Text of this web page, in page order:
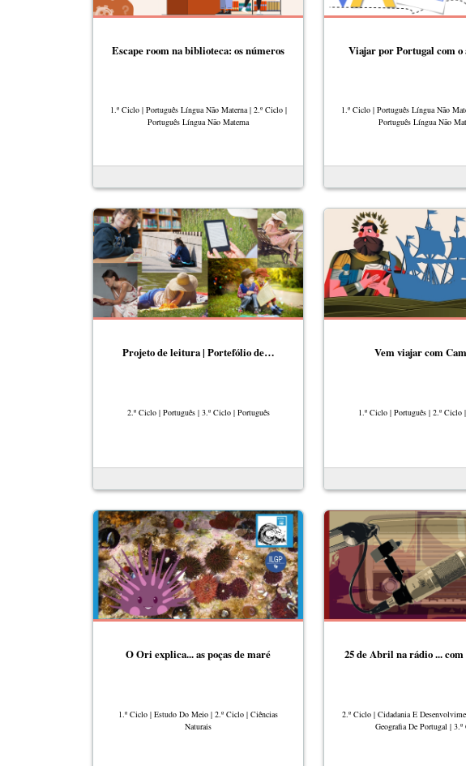
Escape room na biblioteca: os números
1.º Ciclo | Português Língua Não Materna | 2.º Ciclo |
Português Língua Não Materna
Viajar por Portugal com
1.º Ciclo | Português Língua Não
Português Língua Não
Projeto de leitura | Portefólio de…
2.º Ciclo | Português | 3.º Ciclo | Português
Vem viajar com
1.º Ciclo | Português | 2.º Ciclo
O Ori explica... as poças de maré
1.º Ciclo | Estudo Do Meio | 2.º Ciclo | Ciências
Naturais
25 de Abril na rádio ...
2.º Ciclo | Cidadania E
Geografia De Portugal |